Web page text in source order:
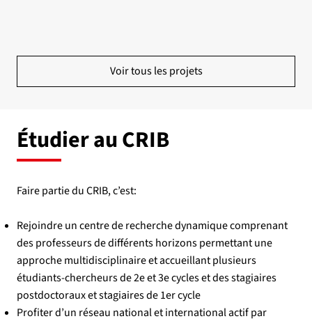
Voir tous les projets
Étudier au CRIB
Faire partie du CRIB, c’est:
Rejoindre un centre de recherche dynamique comprenant
des professeurs de différents horizons permettant une
approche multidisciplinaire et accueillant plusieurs
étudiants-chercheurs de 2e et 3e cycles et des stagiaires
postdoctoraux et stagiaires de 1er cycle
Profiter d’un réseau national et international actif par